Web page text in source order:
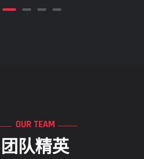
OUR TEAM
团队精英